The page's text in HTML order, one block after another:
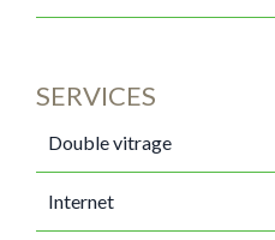
SERVICES
Double vitrage
Internet